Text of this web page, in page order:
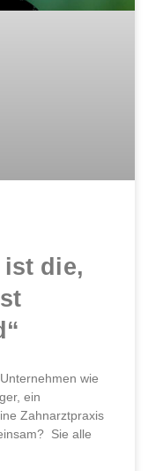
die,
wie
ein
Zahnarztpraxis
Sie alle